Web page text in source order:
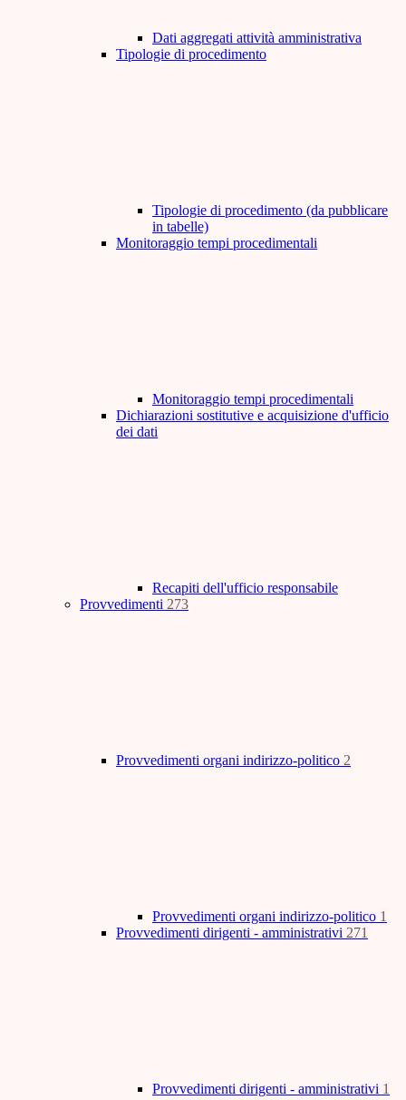
Dati aggregati attività amministrativa
Tipologie di procedimento
Tipologie di procedimento (da pubblicare
in tabelle)
Monitoraggio tempi procedimentali
Monitoraggio tempi procedimentali
Dichiarazioni sostitutive e acquisizione d'ufficio
dei dati
Recapiti dell'ufficio responsabile
Provvedimenti 273
Provvedimenti organi indirizzo-politico 2
Provvedimenti organi indirizzo-politico 1
Provvedimenti dirigenti - amministrativi 271
Provvedimenti dirigenti - amministrativi 1